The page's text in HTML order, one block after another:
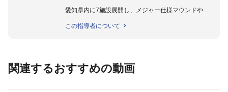
愛知県内に7施設展開し、メジャー仕様マウンドやト
動作解析システムを用いて、小学生からプロ野球選手
この指導者について
関連するおすすめの動画